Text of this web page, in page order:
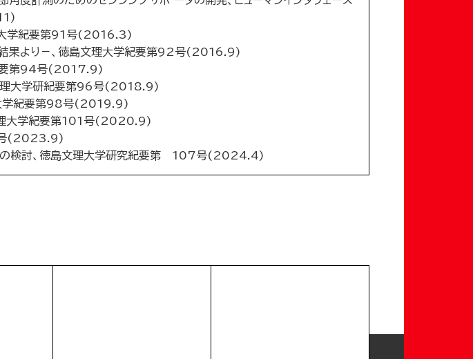
大学紀要第91号(2016.3)
果より－、徳島文理大学紀要第92号(2016.9)
要第94号(2017.9)
理大学研紀要第96号(2018.9)
大学紀要第98号(2019.9)
理大学紀要第101号(2020.9)
号(2023.9)
の検討、徳島文理大学研究紀要第 107号(2024.4)